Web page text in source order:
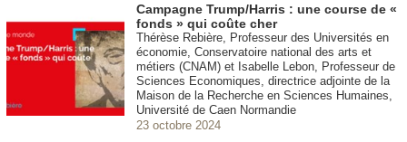
Campagne Trump/Harris : une course de «
fonds » qui coûte cher
Thérèse Rebière, Professeur des Universités en
économie, Conservatoire national des arts et
métiers (CNAM) et Isabelle Lebon, Professeur de
Sciences Economiques, directrice adjointe de la
Maison de la Recherche en Sciences Humaines,
Université de Caen Normandie
23 octobre 2024